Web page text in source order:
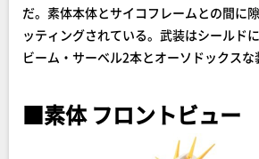
だ。素体本体とサイコフレームとの間に
ッティングされている。武装はシールド
ビーム・サーベル2本とオーソドックスな
■素体 フロントビュー